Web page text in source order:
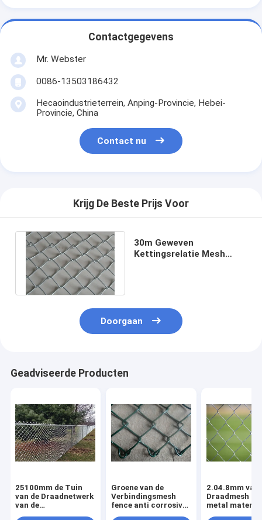
Contactgegevens
Mr. Webster
0086-13503186432
Hecaoindustrieterrein, Anping-Provincie, Hebei-
Provincie, China
Contact nu
Krijg De Beste Prijs Voor
30m Geweven
Kettingsrelatie Mesh
Doorgaan
Geadviseerde Producten
25100mm de Tuin
van de Draadnetwerk
van de
Groene van de
Verbindingsmesh
fence anti corrosive
2.04.8mm van
Draadmesh
metal